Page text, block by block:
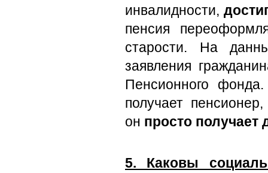
инвалидности,
пенсия
старости. На
заявления
Пенсионного
получает
он просто
5. Каковы